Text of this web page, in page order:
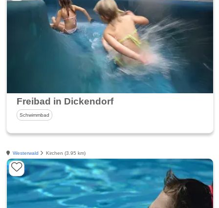
Freibad in Dickendorf
Schwimmbad
Westerwald Kirchen (3.95 km)